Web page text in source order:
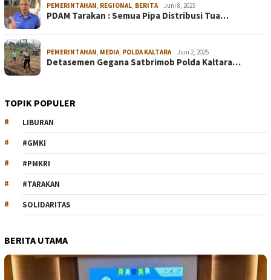
PEMERINTAHAN, REGIONAL, BERITA Juni 8, 2025
PDAM Tarakan : Semua Pipa Distribusi Tua…
PEMERINTAHAN, MEDIA, POLDA KALTARA Juni 2, 2025
Detasemen Gegana Satbrimob Polda Kaltara…
TOPIK POPULER
LIBURAN
#GMKI
#PMKRI
#TARAKAN
SOLIDARITAS
BERITA UTAMA